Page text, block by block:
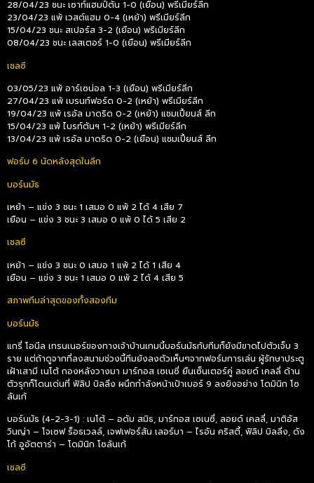
28/04/23 ชนะ เซาท์แฮมป์ตัน 1-0 (เยือน) พรีเมียร์ลีก
23/04/23 แพ้ เวสต์แฮม 0-4 (เหย้า) พรีเมียร์ลีก
15/04/23 ชนะ สเปอร์ส 3-2 (เยือน) พรีเมียร์ลีก
08/04/23 ชนะ เลสเตอร์ 1-0 (เยือน) พรีเมียร์ลีก
เชลซี
03/05/23 แพ้ อาร์เซน่อล 1-3 (เยือน) พรีเมียร์ลีก
27/04/23 แพ้ เบรนท์ฟอร์ด 0-2 (เหย้า) พรีเมียร์ลีก
19/04/23 แพ้ เรอัล มาดริด 0-2 (เหย้า) แชมเปี้ยนส์ ลีก
15/04/23 แพ้ ไบรท์ตันฯ 1-2 (เหย้า) พรีเมียร์ลีก
13/04/23 แพ้ เรอัล มาดริด 0-2 (เยือน) แชมเปี้ยนส์ ลีก
ฟอร์ม 6 นัดหลังสุดในลีก
บอร์นมัธ
เหย้า – แข่ง 3 ชนะ 1 เสมอ 0 แพ้ 2 ได้ 4 เสีย 7
เยือน – แข่ง 3 ชนะ 3 เสมอ 0 แพ้ 0 ได้ 5 เสีย 2
เชลซี
เหย้า – แข่ง 3 ชนะ 0 เสมอ 1 แพ้ 2 ได้ 1 เสีย 4
เยือน – แข่ง 3 ชนะ 1 เสมอ 0 แพ้ 2 ได้ 4 เสีย 5
สภาพทีมล่าสุดของทั้งสองทีม
บอร์นมัธ
แกรี่ โอนีล เทรนเนอร์ของทางเจ้าบ้านเกมนี้บอร์นมัธกับทีมก็ยังมีขาดไปตัวเจ็บ 3
ราย แต่ถ้าดูจากที่ลงสนามช่วงนี้ทีมยังลงตัวเห็นๆจากฟอร์มการเล่น ผู้รักษาประตู
เฝ้าเสามี เนโต้ กองหลังวางมา มาร์กอส เซเนซี่ ยืนเซ็นเตอร์คู่ ลอยด์ เคลลี่ ด้าน
ตัวรุกก็โดนเด่นที่ ฟิลิป บิลลิ่ง ผนึกกำลังหน้าเป้าเบอร์ 9 ลงยิงอย่าง โดมินิก โซ
ลันเก้
บอร์นมัธ (4-2-3-1) : เนโต้ – อดัม สมิธ, มาร์กอส เซเนซี่, ลอยด์ เคลลี่, มาติอัส
วินญ่า – โจเซฟ ร็อธเวลล์, เจฟเฟอร์สัน เลอร์มา – ไรอัน คริสตี้, ฟิลิป บิลลิ่ง, ดัง
โก้ อูอัตตาร่า – โดมินิก โซลันเก้
เชลซี